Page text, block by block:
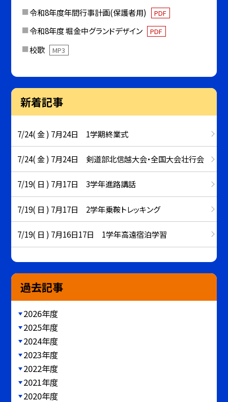
令和8年度年間行事計画(保護者用)
PDF
令和8年度 堀金中グランドデザイン PDF
校歌 MP3
新着記事
7/24( 金 ) 7月24日 1学期終業式
7/24( 金 ) 7月24日 剣道部北信越大会・全国大会壮行会
7/19( 日 ) 7月17日 3学年進路講話
7/19( 日 ) 7月17日 2学年乗鞍トレッキング
7/19( 日 ) 7月16日17日 1学年高遠宿泊学習
過去記事
2026年度
2025年度
2024年度
2023年度
2022年度
2021年度
2020年度